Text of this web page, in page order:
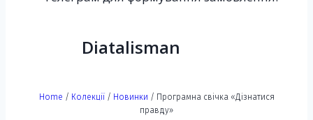
Diatalisman
Home / Колекції/ Новинки / Програмна свічка «Дізнатися
правду»